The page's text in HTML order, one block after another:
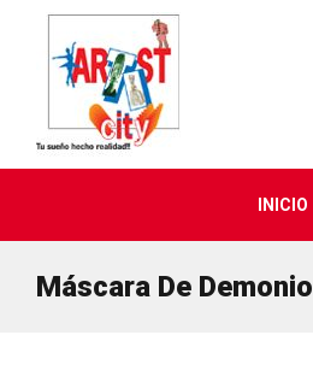
INICIO
Máscara De Demonio